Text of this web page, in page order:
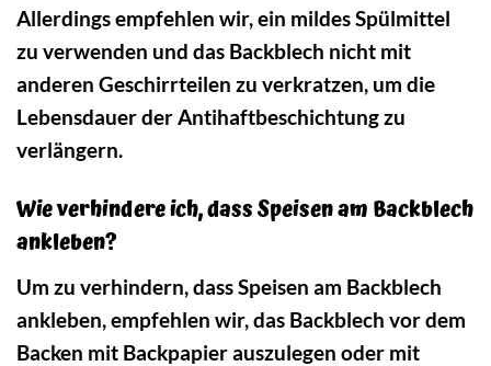
Allerdings empfehlen wir, ein mildes Spülmittel
zu verwenden und das Backblech nicht mit
anderen Geschirrteilen zu verkratzen, um die
Lebensdauer der Antihaftbeschichtung zu
verlängern.
Wie verhindere ich, dass Speisen am Backblech
ankleben?
Um zu verhindern, dass Speisen am Backblech
ankleben, empfehlen wir, das Backblech vor dem
Backen mit Backpapier auszulegen oder mit